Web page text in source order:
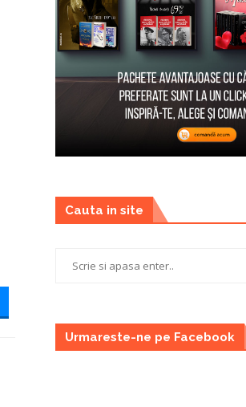
Cauta in site
Urmareste-ne pe Facebook